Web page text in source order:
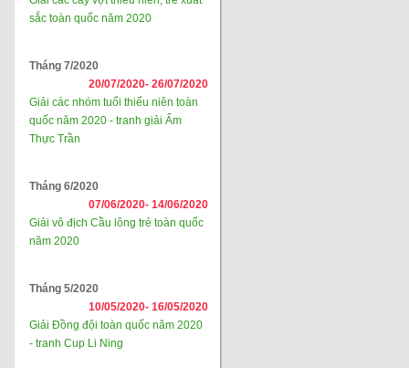
sắc toàn quốc năm 2020
Tháng 7/2020
20/07/2020- 26/07/2020
Giải các nhóm tuổi thiếu niên toàn
quốc năm 2020 - tranh giải Ẩm
Thực Trần
Tháng 6/2020
07/06/2020- 14/06/2020
Giải vô địch Cầu lông trẻ toàn quốc
năm 2020
Tháng 5/2020
10/05/2020- 16/05/2020
Giải Đồng đội toàn quốc năm 2020
- tranh Cup Li Ning